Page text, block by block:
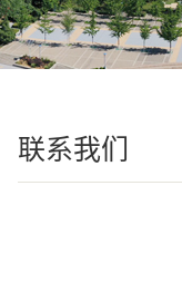
联系我们